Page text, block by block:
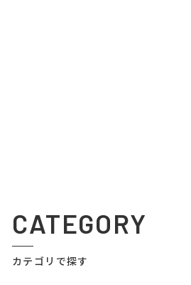
CATEGORY
カテゴリで探す